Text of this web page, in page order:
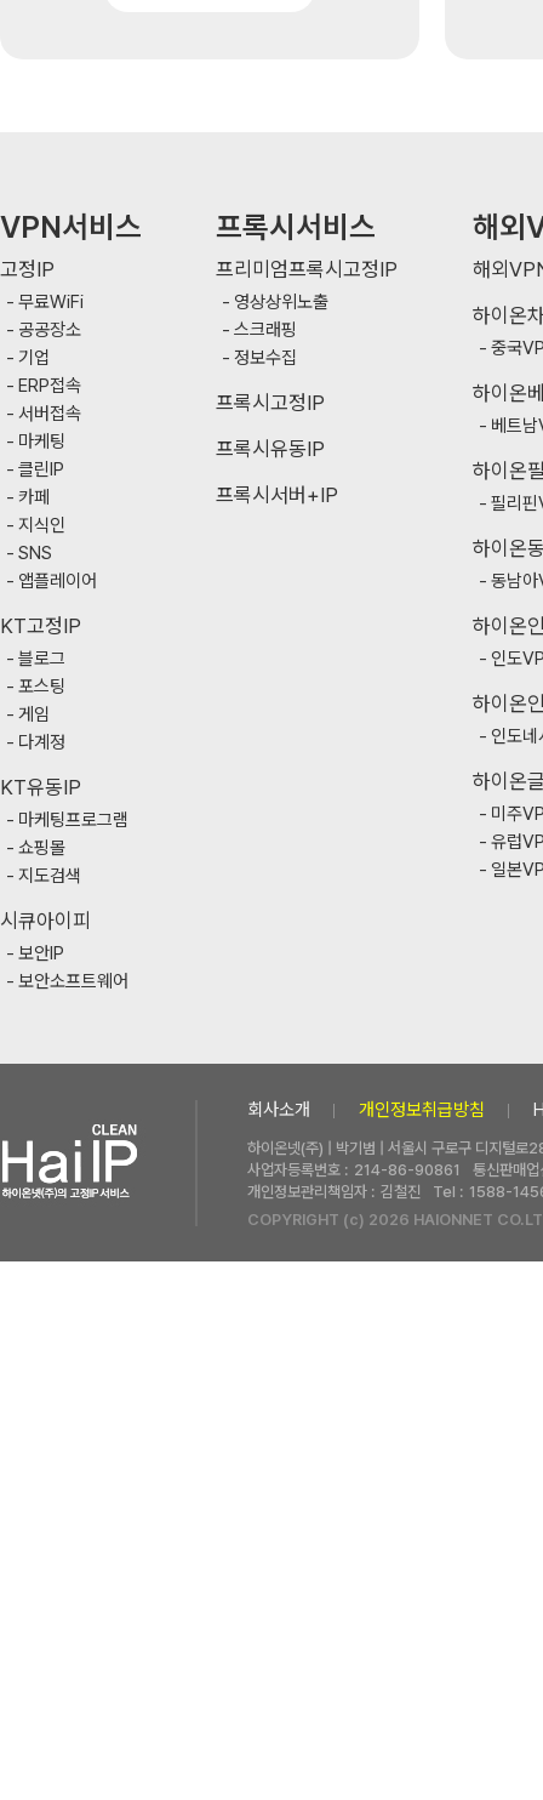
VPN서비스
고정IP
무료WiFi
공공장소
기업
ERP접속
서버접속
마케팅
클린IP
카페
지식인
SNS
앱플레이어
KT고정IP
블로그
포스팅
게임
다계정
KT유동IP
마케팅프로그램
쇼핑몰
지도검색
시큐아이피
보안IP
보안소프트웨어
프록시서비스
프리미엄프록시고정IP
영상상위노출
스크래핑
정보수집
프록시고정IP
프록시유동IP
프록시서버+IP
해외
해외
하이온
중국
하이온
베트
하이온
필리
하이온
동남
하이온
인도
하이온
인도
하이온
미주
유럽
일본
회사소개 개인정보취급방침
하이온넷(주) | 박기범 | 서울시 구로구 디지털
사업자등록번호 : 214-86-90861
통신판매
개인정보관리책임자 : 김철진 Tel : 1588-
COPYRIGHT (c) 2026 HAIONNET